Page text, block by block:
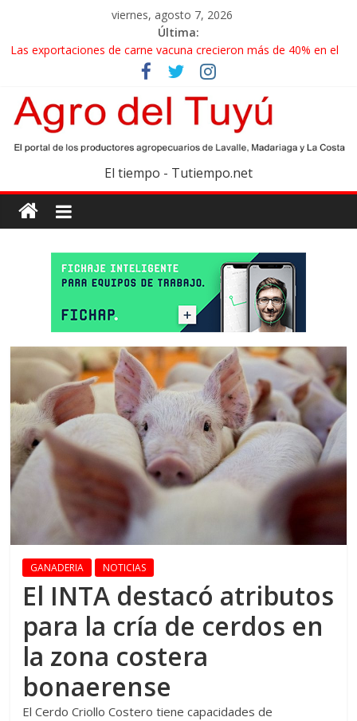
viernes, agosto 7, 2026
Última:
Las exportaciones de carne vacuna crecieron más de 40% en el
La miel, un motor de las economías regionales que enfrenta
nuevos desafíos para exportar
El gobierno bonaerense realizará un censo para actualizar el
mapa de la producción hortiflorícola
Las exportaciones agroindustriales anotaron un récord histórico
en el primer semestre
Maíz: estiman una cosecha récord de 71,5 millones de toneladas
El tiempo - Tutiempo.net
GANADERIA NOTICIAS
El INTA destacó atributos
para la cría de cerdos en
la zona costera
bonaerense
El Cerdo Criollo Costero tiene capacidades de